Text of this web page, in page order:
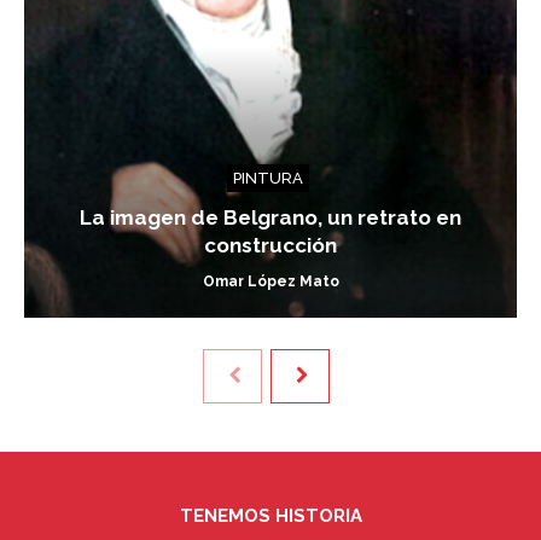
PINTURA
La imagen de Belgrano, un retrato en
construcción
Omar López Mato
TENEMOS HISTORIA